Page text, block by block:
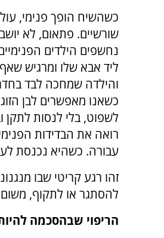
כשהשיח הופך פנימי,
שורשיים. פתאום, לא
נחשפים הילדים
ליד אבא שלו ומרגיש
והילדה שמחכה לבד
כשאנו מאפשרים לבן
לשפוט, בלי לנסות לתקן
רואה את הבדידות
עבורה. כשהיא נכנסת
זהו רגע קריטי שבו
להסתגר או לתקוף,
הריפוי שבהסכמה